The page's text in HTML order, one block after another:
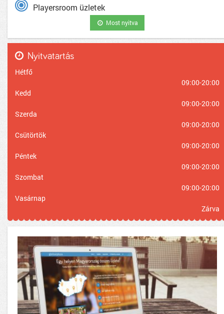
Playersroom üzletek
Most nyitva
Nyitvatartás
Hétfő
09:00-20:00
Kedd
09:00-20:00
Szerda
09:00-20:00
Csütörtök
09:00-20:00
Péntek
09:00-20:00
Szombat
09:00-20:00
Vasárnap
Zárva